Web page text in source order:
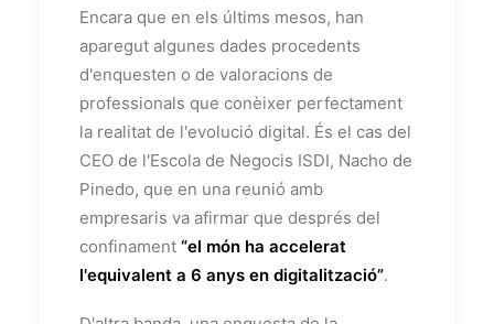
Encara que en els últims mesos, han
aparegut algunes dades procedents
d'enquesten o de valoracions de
professionals que conèixer perfectament
la realitat de l'evolució digital. És el cas del
CEO de l'Escola de Negocis ISDI, Nacho de
Pinedo, que en una reunió amb
empresaris va afirmar que després del
confinament “el món ha accelerat
l'equivalent a 6 anys en digitalització”.